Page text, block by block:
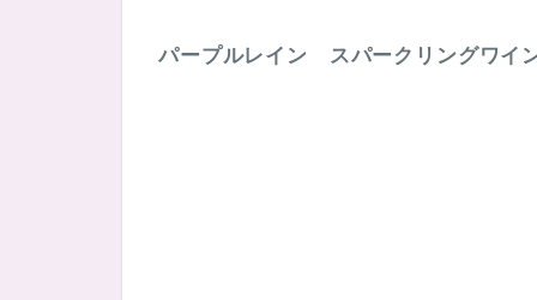
パープルレイン スパークリングワイ